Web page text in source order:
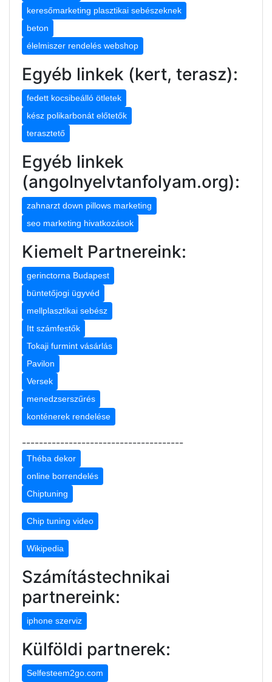
keresőmarketing plasztikai sebészeknek
beton
élelmiszer rendelés webshop
Egyéb linkek (kert, terasz):
fedett kocsibeálló ötletek
kész polikarbonát előtetők
terasztető
Egyéb linkek
(angolnyelvtanfolyam.org):
zahnarzt down pillows marketing
seo marketing hivatkozások
Kiemelt Partnereink:
gerinctorna Budapest
büntetőjogi ügyvéd
mellplasztikai sebész
Itt számfestők
Tokaji furmint vásárlás
Pavilon
Versek
menedzserszűrés
konténerek rendelése
--------------------------------------
Théba dekor
online borrendelés
Chiptuning
Chip tuning video
Wikipedia
Számítástechnikai
partnereink:
iphone szerviz
Külföldi partnerek:
Selfesteem2go.com